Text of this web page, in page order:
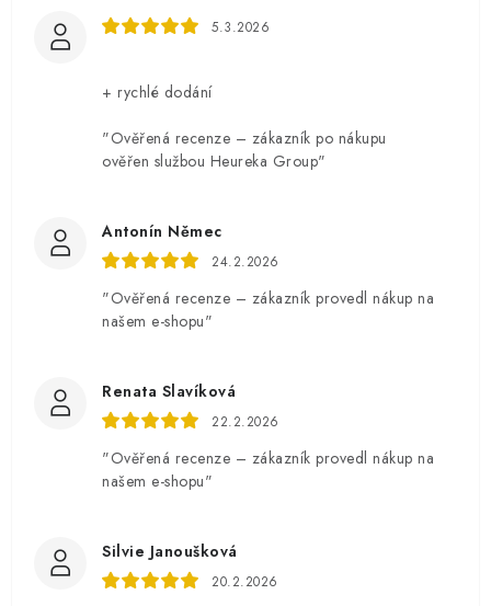
5.3.2026
+ rychlé dodání
"Ověřená recenze – zákazník po nákupu
ověřen službou Heureka Group"
Antonín Němec
24.2.2026
"Ověřená recenze – zákazník provedl nákup na
našem e-shopu"
Renata Slavíková
22.2.2026
"Ověřená recenze – zákazník provedl nákup na
našem e-shopu"
Silvie Janoušková
20.2.2026